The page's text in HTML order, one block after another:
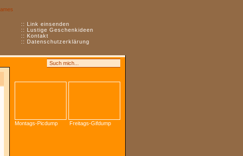
:: Link einsenden
:: Lustige Geschenkideen
:: Kontakt
:: Datenschutzerklärung
Montags-Picdump Freitags-Gifdump